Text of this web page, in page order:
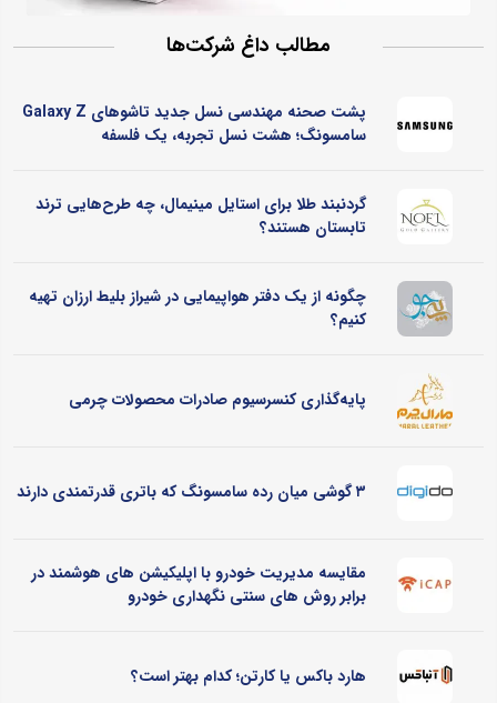
مطالب داغ شرکت‌ها
پشت صحنه مهندسی نسل جدید تاشوهای Galaxy Z
سامسونگ؛ هشت نسل تجربه، یک فلسفه
گردنبند طلا برای استایل مینیمال، چه طرح‌هایی ترند
تابستان هستند؟
چگونه از یک دفتر هواپیمایی در شیراز بلیط ارزان تهیه
کنیم؟
پایه‌گذاری کنسرسیوم صادرات محصولات چرمی
۳ گوشی میان رده سامسونگ که باتری قدرتمندی دارند
مقایسه مدیریت خودرو با اپلیکیشن های هوشمند در
برابر روش های سنتی نگهداری خودرو
هارد باکس یا کارتن؛ کدام بهتر است؟